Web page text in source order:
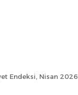
Endeksi, Nisan 2026